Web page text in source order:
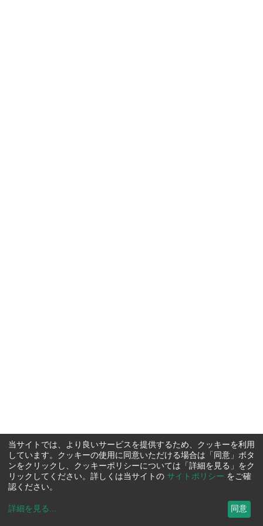
当サイトでは、より良いサービスを提供するため、クッキーを利用
しています。クッキーの使用に同意いただける場合は「同意」ボタ
ンをクリックし、クッキーポリシーについては「詳細を見る」をク
リックしてください。詳しくは当サイトの サイトポリシー をご確
認ください。
詳細を見る ... 同意